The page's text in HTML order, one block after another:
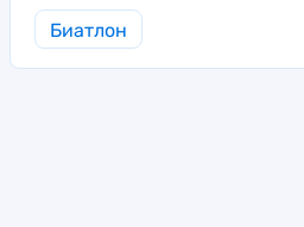
Биатлон